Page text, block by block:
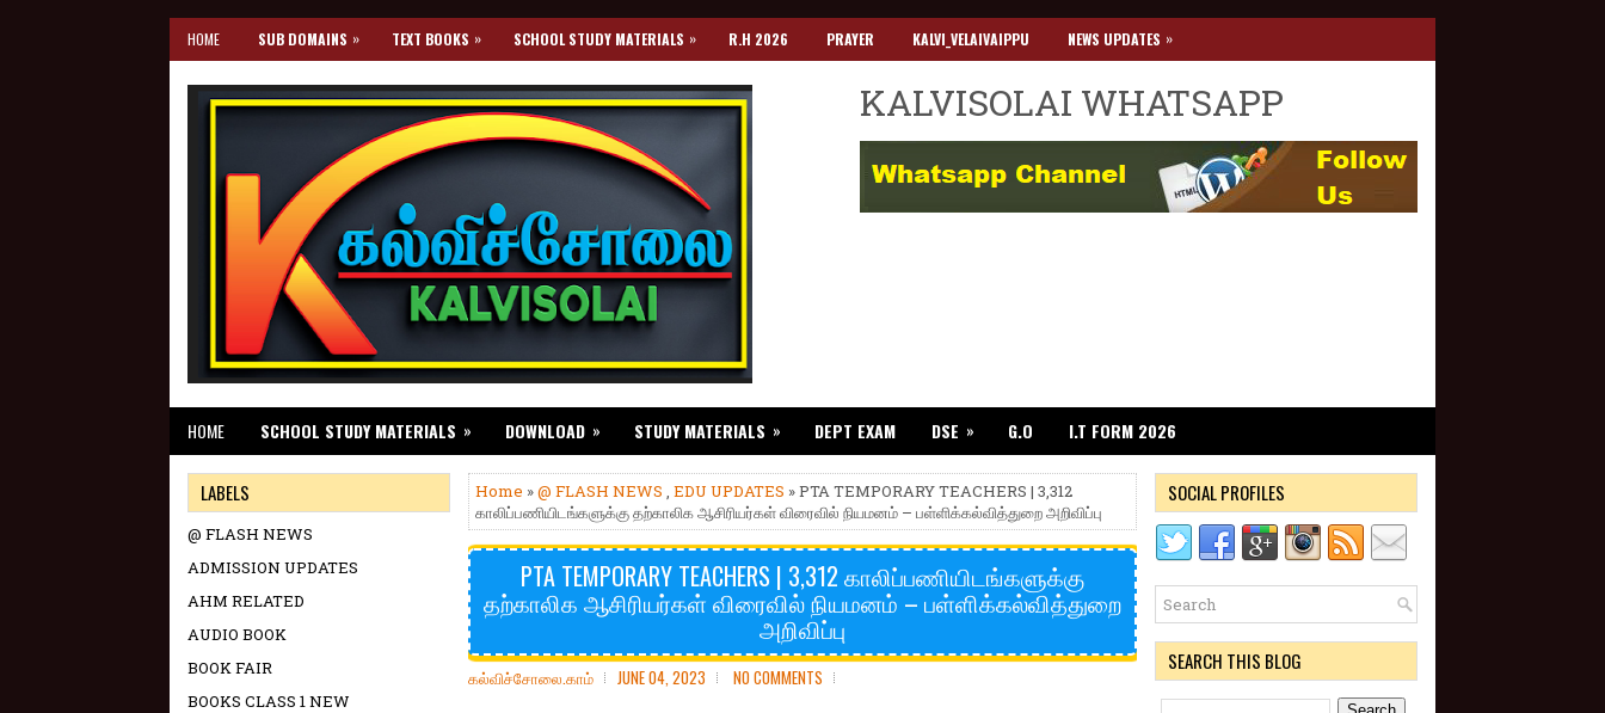
HOME SUB DOMAINS » TEXT BOOKS » SCHOOL STUDY MATERIALS » R.H 2026 PRAYER KALVI_VELAIVAIPPU NEWS UPDATES »
KALVISOLAI WHATSAPP
HOME SCHOOL STUDY MATERIALS » DOWNLOAD » STUDY MATERIALS » DEPT EXAM DSE » G.O I.T FORM 2026
Home »@ FLASH NEWS , EDU UPDATES » PTA TEMPORARY TEACHERS | 3,312
காலிப்பணியிடங்களுக்கு தற்காலிக ஆசிரியர்கள் விரைவில் நியமனம் – பள்ளிக்கல்வித்துறை அறிவிப்பு
PTA TEMPORARY TEACHERS | 3,312 காலிப்பணியிடங்களுக்கு
தற்காலிக ஆசிரியர்கள் விரைவில் நியமனம் – பள்ளிக்கல்வித்துறை
அறிவிப்பு
கல்விச்சோலை.காம் JUNE 04, 2023 NO COMMENTS
LABELS
@ FLASH NEWS
ADMISSION UPDATES
AHM RELATED
AUDIO BOOK
BOOK FAIR
BOOKS CLASS 1 NEW
SOCIAL PROFILES
SEARCH THIS BLOG